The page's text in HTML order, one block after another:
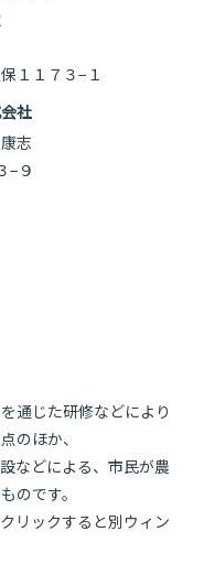
１７３−１
社
志
９
通じた研修などにより
のほか、
などによる、市民が農
のです。
リックすると別ウィン